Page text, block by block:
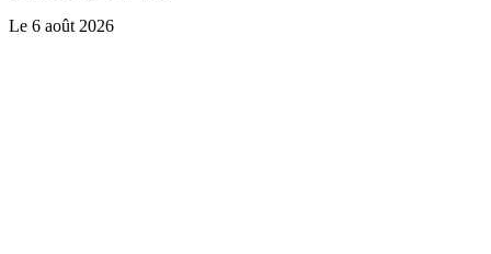
Le 6 août 2026